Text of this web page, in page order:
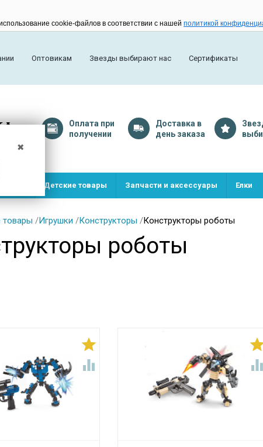
cookie-файлов в соответствии с нашей политикой
Оптовикам Звезды выбирают нас Сертификаты
✖
Оплата при
получении
Доставка в
день заказа
Детские товары Запчасти и аксессуары Елки
товары /Игрушки /Конструкторы /Конструкторы роботы
роботы


